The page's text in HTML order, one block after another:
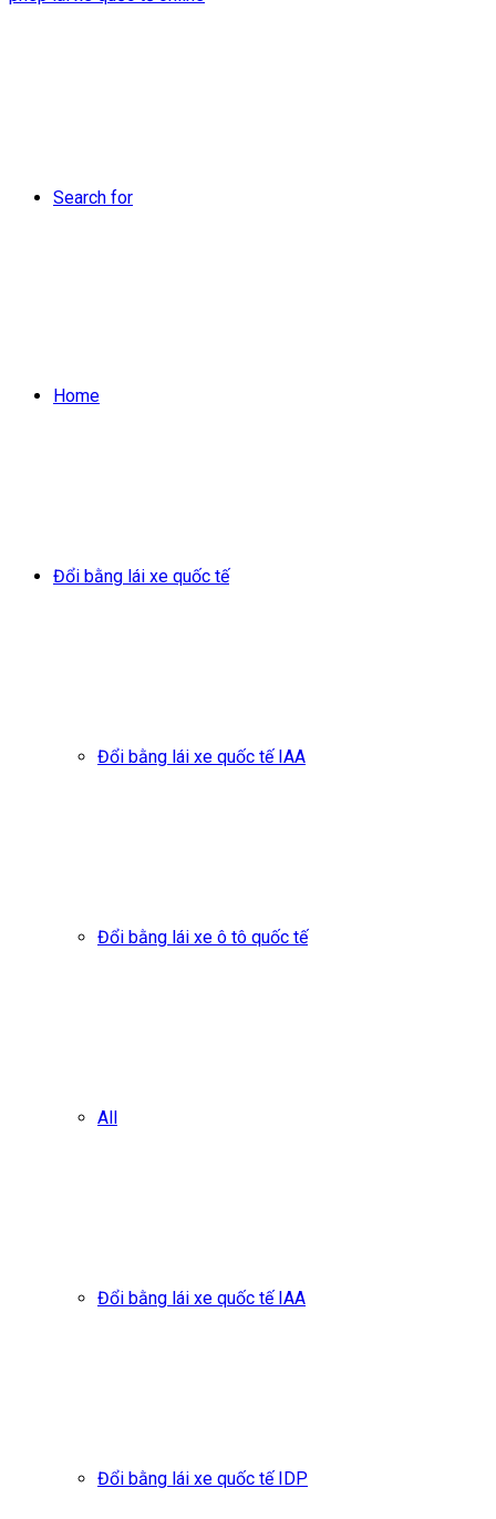
Search for
Home
Đổi bằng lái xe quốc tế
Đổi bằng lái xe quốc tế IAA
Đổi bằng lái xe ô tô quốc tế
All
Đổi bằng lái xe quốc tế IAA
Đổi bằng lái xe quốc tế IDP